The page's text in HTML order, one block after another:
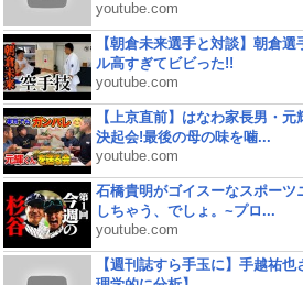
youtube.com
【朝倉未来選手と対談】朝倉
ル高すぎてビビった!!
youtube.com
【上京直前】はなわ家長男・
決起会!最後の母の味を噛...
youtube.com
石橋貴明がゴイスーなスポーツ
しちゃう、でしょ。~プロ...
youtube.com
【週刊誌すら手玉に】手越祐